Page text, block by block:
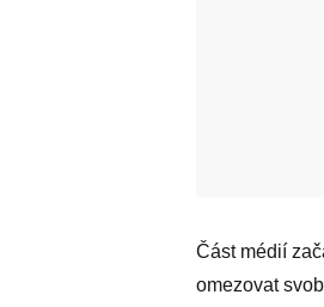
Část médií
omezovat